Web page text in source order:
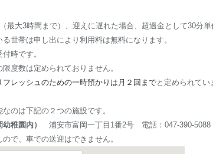
最大3時間まで）、迎えに遅れた場合、超過金として30分単
世帯は申し出により利用料は無料になります。
時です。
度数は定められておりません。
フレッシュのための一時預かりは月２回までと定められてい
のは下記の２つの施設です。
稚園内）
浦安市富岡一丁目1番2号 電話：047-390-5088
で、車での送迎はできません。